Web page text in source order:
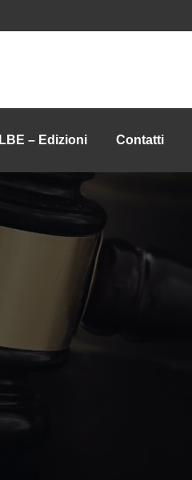
LBE – Edizioni Contatti